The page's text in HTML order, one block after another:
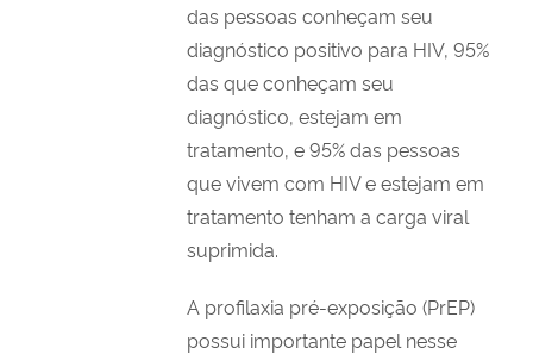
das pessoas conheçam seu
diagnóstico positivo para HIV, 95%
das que conheçam seu
diagnóstico, estejam em
tratamento, e 95% das pessoas
que vivem com HIV e estejam em
tratamento tenham a carga viral
suprimida.
A profilaxia pré-exposição (PrEP)
possui importante papel nesse